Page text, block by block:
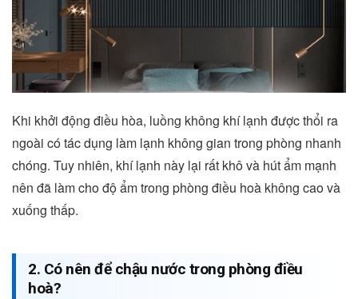
Khi khởi động điều hòa, luồng không khí lạnh được thổi ra
ngoài có tác dụng làm lạnh không gian trong phòng nhanh
chóng. Tuy nhiên, khí lạnh này lại rất khô và hút ẩm mạnh
nên đã làm cho độ ẩm trong phòng điều hoà không cao và
xuống thấp.
2. Có nên để chậu nước trong phòng điều
hoà?